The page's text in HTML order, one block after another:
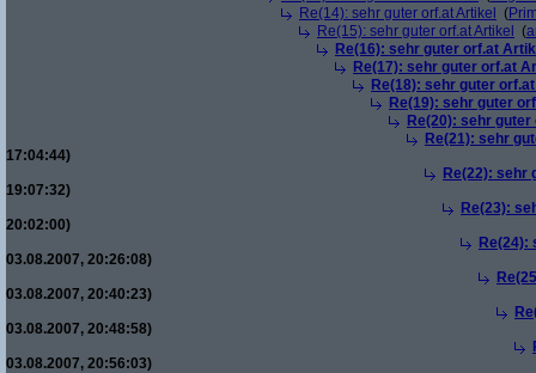
Re(14): sehr guter orf.at Artikel
(
Re(15): sehr guter orf.at Artikel
(
Re(16): sehr guter orf.at
Re(17): sehr guter orf.at
Re(18): sehr guter
Re(19): sehr guter
Re(20): sehr
Re(21): sehr
17:04:44)
Re(22): sehr
19:07:32)
Re(23):
20:02:00)
Re(24):
03.08.2007, 20:26:08)
03.08.2007, 20:40:23)
03.08.2007, 20:48:58)
03.08.2007, 20:56:03)